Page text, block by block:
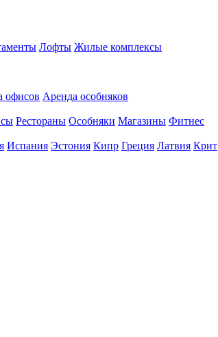
Лофты Жилые комплексы
офисов Аренда особняков
Рестораны Особняки Магазины Фитнес
Испания Эстония Кипр Греция Латвия Крит